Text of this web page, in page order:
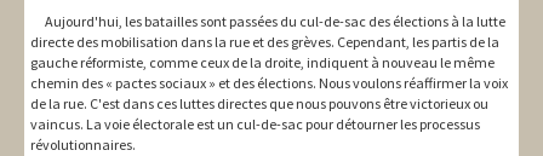
Aujourd'hui, les batailles sont passées du cul-de-sac des élections à la lutte
directe des mobilisation dans la rue et des grèves. Cependant, les partis de la
gauche réformiste, comme ceux de la droite, indiquent à nouveau le même
chemin des « pactes sociaux » et des élections. Nous voulons réaffirmer la voix
de la rue. C'est dans ces luttes directes que nous pouvons être victorieux ou
vaincus. La voie électorale est un cul-de-sac pour détourner les processus
révolutionnaires.